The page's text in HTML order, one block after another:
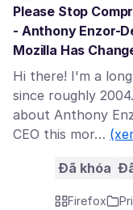
Please Stop
- Anthony Enzor-
Mozilla Has
Hi there! I'm a
since roughly
about Anthony
CEO this mor…
Đã khóa
Firefox